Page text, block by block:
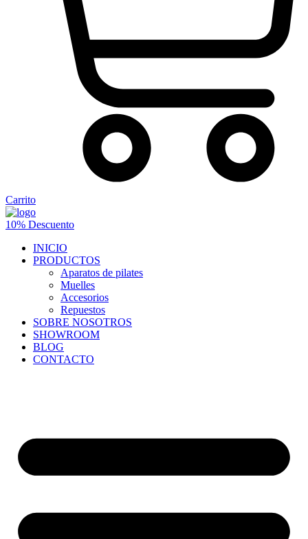
Carrito
10% Descuento
INICIO
PRODUCTOS
Aparatos de pilates
Muelles
Accesorios
Repuestos
SOBRE NOSOTROS
SHOWROOM
BLOG
CONTACTO